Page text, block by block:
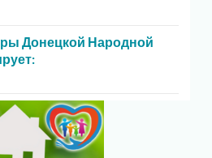
Донецкой Народной